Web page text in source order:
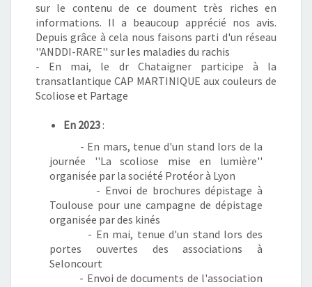
sur le contenu de ce doument très riches en
informations. Il a beaucoup apprécié nos avis.
Depuis grâce à cela nous faisons parti d'un réseau
''ANDDI-RARE'' sur les maladies du rachis
- En mai, le dr Chataigner participe à la
transatlantique CAP MARTINIQUE aux couleurs de
Scoliose et Partage
En 2023 :
- En mars, tenue d'un stand lors de la
journée ''La scoliose mise en lumière''
organisée par la société Protéor à Lyon
- Envoi de brochures dépistage à
Toulouse pour une campagne de dépistage
organisée par des kinés
- En mai, tenue d'un stand lors des
portes ouvertes des associations à
Seloncourt
- Envoi de documents de l'association